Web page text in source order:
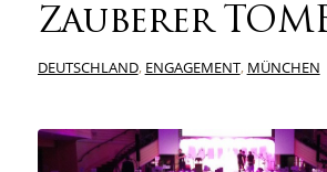
Zauberer
DEUTSCHLAND, ENGAGEMENT, MÜNCHEN